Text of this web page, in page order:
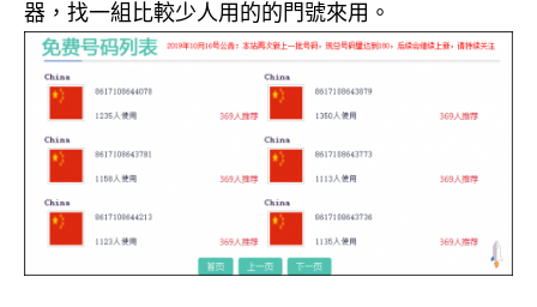
器，找一組比較少人用的的門號來用。